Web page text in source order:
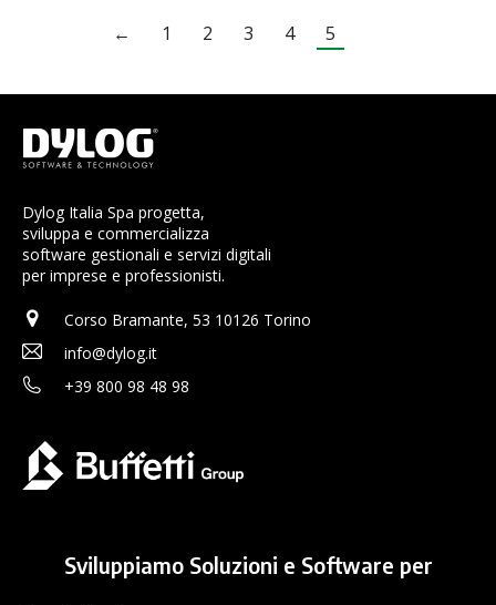
← 1 2 3 4 5
Dylog Italia Spa progetta,
sviluppa e commercializza
software gestionali e servizi digitali
per imprese e professionisti.
Corso Bramante, 53 10126 Torino
info@dylog.it
+39 800 98 48 98
Sviluppiamo Soluzioni e Software per